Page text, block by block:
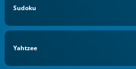
Sudoku
Yahtzee